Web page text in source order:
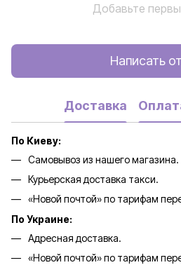
Добавьте
Написать
Доставка
По Киеву:
Самовывоз из нашего магазина.
Курьерская доставка такси.
«Новой почтой» по тарифам
По Украине:
Адресная доставка.
«Новой почтой» по тарифам